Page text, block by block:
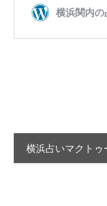
横浜占いマクトゥ